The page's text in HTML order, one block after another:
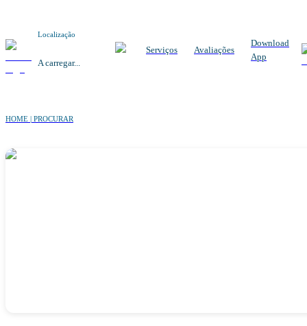
Localização
A carregar...
Serviços Avaliações
Download
App
HOME | PROCURAR